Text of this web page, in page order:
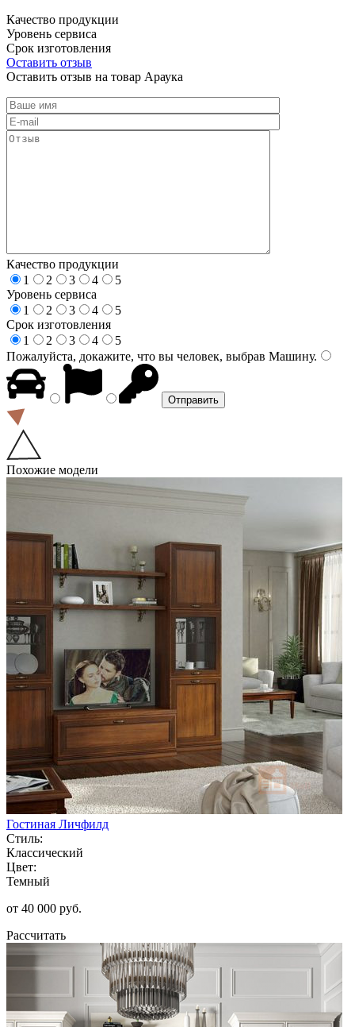
Качество продукции
Уровень сервиса
Срок изготовления
Оставить отзыв
Оставить отзыв на товар Араука
Качество продукции
1
2 3 4
5
Уровень сервиса
1
2 3 4
5
Срок изготовления
1
2 3 4
5
Пожалуйста, докажите, что вы человек, выбрав Машину.
Похожие модели
Гостиная Личфилд
Стиль:
Классический
Цвет:
Темный
от 40 000 руб.
Рассчитать